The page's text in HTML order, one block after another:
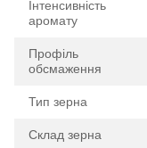
Інтенсивність
аромату
Профіль
обсмаження
Тип зерна
Склад зерна